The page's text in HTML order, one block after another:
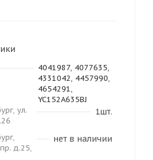
4041987, 4077635,
4331042, 4457990,
4654291,
YC152A635BJ
ул.
1шт.
д.25,
нет в наличии